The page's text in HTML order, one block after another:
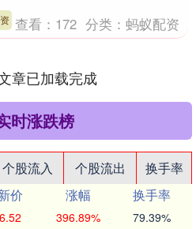
剧《沉....
查看： 172 分类：蚂蚁配资
章已加载完成
时涨跌榜
个股流入 个股流出
换手率
价 涨幅
换手率
396.89% 79.39%